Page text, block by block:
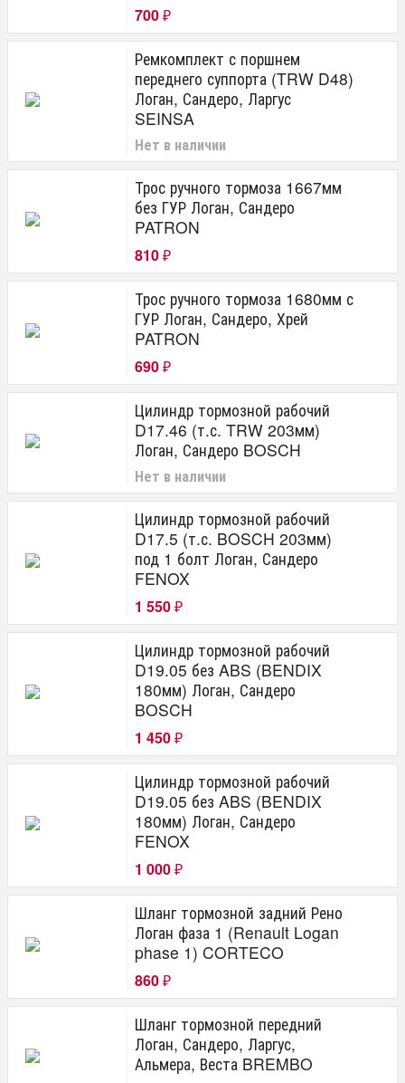
700 ₽
Ремкомплект с поршнем
переднего суппорта (TRW D48)
Логан, Сандеро, Ларгус
SEINSA
Нет в наличии
Трос ручного тормоза 1667мм
без ГУР Логан, Сандеро
PATRON
810 ₽
Трос ручного тормоза 1680мм с
ГУР Логан, Сандеро, Хрей
PATRON
690 ₽
Цилиндр тормозной рабочий
D17.46 (т.с. TRW 203мм)
Логан, Сандеро BOSCH
Нет в наличии
Цилиндр тормозной рабочий
D17.5 (т.с. BOSCH 203мм)
под 1 болт Логан, Сандеро
FENOX
1 550 ₽
Цилиндр тормозной рабочий
D19.05 без ABS (BENDIX
180мм) Логан, Сандеро
BOSCH
1 450 ₽
Цилиндр тормозной рабочий
D19.05 без ABS (BENDIX
180мм) Логан, Сандеро
FENOX
1 000 ₽
Шланг тормозной задний Рено
Логан фаза 1 (Renault Logan
phase 1) CORTECO
860 ₽
Шланг тормозной передний
Логан, Сандеро, Ларгус,
Альмера, Веста BREMBO